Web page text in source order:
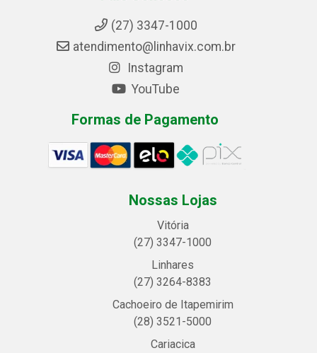
(27) 3347-1000
atendimento@linhavix.com.br
Instagram
YouTube
Formas de Pagamento
Nossas Lojas
Vitória
(27) 3347-1000
Linhares
(27) 3264-8383
Cachoeiro de Itapemirim
(28) 3521-5000
Cariacica